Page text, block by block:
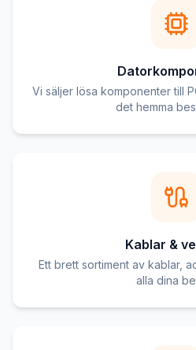
Vi säljer lösa komponenter till
det hemma
Kablar &
Ett brett sortiment av kablar,
alla dina